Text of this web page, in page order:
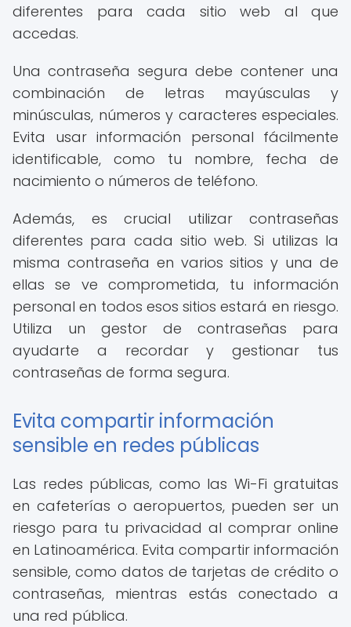
diferentes para cada sitio web al que
accedas.
Una contraseña segura debe contener una
combinación de letras mayúsculas y
minúsculas, números y caracteres especiales.
Evita usar información personal fácilmente
identificable, como tu nombre, fecha de
nacimiento o números de teléfono.
Además, es crucial utilizar contraseñas
diferentes para cada sitio web. Si utilizas la
misma contraseña en varios sitios y una de
ellas se ve comprometida, tu información
personal en todos esos sitios estará en riesgo.
Utiliza un gestor de contraseñas para
ayudarte a recordar y gestionar tus
contraseñas de forma segura.
Evita compartir información
sensible en redes públicas
Las redes públicas, como las Wi-Fi gratuitas
en cafeterías o aeropuertos, pueden ser un
riesgo para tu privacidad al comprar online
en Latinoamérica. Evita compartir información
sensible, como datos de tarjetas de crédito o
contraseñas, mientras estás conectado a
una red pública.